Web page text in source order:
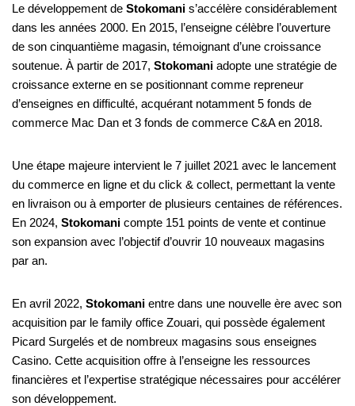
Le développement de Stokomani s’accélère considérablement
dans les années 2000. En 2015, l’enseigne célèbre l’ouverture
de son cinquantième magasin, témoignant d’une croissance
soutenue. À partir de 2017, Stokomani adopte une stratégie de
croissance externe en se positionnant comme repreneur
d’enseignes en difficulté, acquérant notamment 5 fonds de
commerce Mac Dan et 3 fonds de commerce C&A en 2018.
Une étape majeure intervient le 7 juillet 2021 avec le lancement
du commerce en ligne et du click & collect, permettant la vente
en livraison ou à emporter de plusieurs centaines de références.
En 2024, Stokomani compte 151 points de vente et continue
son expansion avec l’objectif d’ouvrir 10 nouveaux magasins
par an.
En avril 2022, Stokomani entre dans une nouvelle ère avec son
acquisition par le family office Zouari, qui possède également
Picard Surgelés et de nombreux magasins sous enseignes
Casino. Cette acquisition offre à l’enseigne les ressources
financières et l’expertise stratégique nécessaires pour accélérer
son développement.